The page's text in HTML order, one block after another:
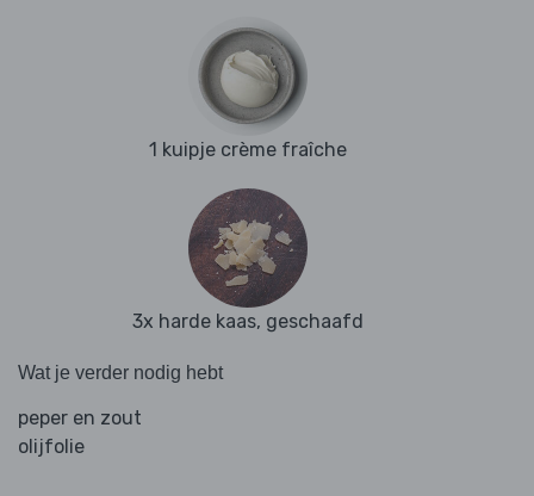
1 kuipje crème fraîche
3x harde kaas, geschaafd
Wat je verder nodig hebt
peper en zout
olijfolie